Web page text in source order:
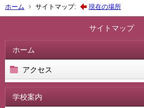
ホーム サイトマップ: 現在の場所
サイトマップ
ホーム
アクセス
学校案内